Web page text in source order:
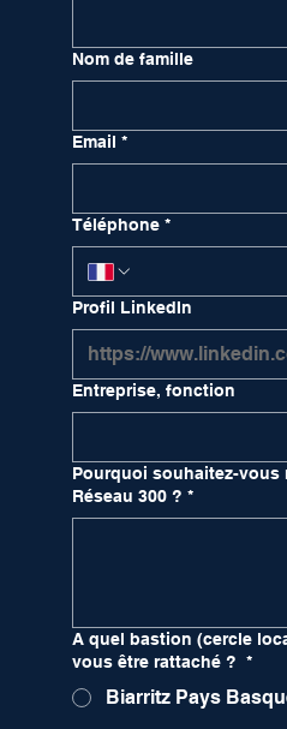
Nom de famille
Email *
Téléphone *
Profil LinkedIn
Entreprise, fonction
Pourquoi souhaitez-vous
Réseau 300 ? *
A quel bastion (cercle
vous être rattaché ? *
Biarritz Pays